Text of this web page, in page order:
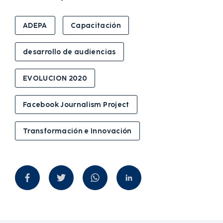
ADEPA Capacitación
desarrollo de audiencias
EVOLUCION 2020
Facebook Journalism Project
Transformación e Innovación